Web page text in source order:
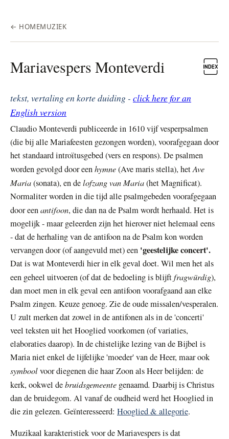
← HOMEMUZIEK
Mariavespers Monteverdi
tekst, vertaling en korte duiding - click here for an
English version
Claudio Monteverdi publiceerde in 1610 vijf vesperpsalmen
(die bij alle Mariafeesten gezongen worden), voorafgegaan door
het standaard introïtusgebed (vers en respons). De psalmen
worden gevolgd door eenhymne(Ave maris stella), hetAve
Maria(sonata), en delofzang van Maria(het Magnificat).
Normaliter worden in die tijd alle psalmgebeden voorafgegaan
door eenantifoon, die dan na de Psalm wordt herhaald. Het is
mogelijk - maar geleerden zijn het hierover niet helemaal eens
- dat de herhaling van de antifoon na de Psalm kon worden
vervangen door (of aangevuld met) een 'geestelijke concert'.
Dat is wat Monteverdi hier in elk geval doet. Wil men het als
een geheel uitvoeren (of dat de bedoeling is blijftfragwürdig),
dan moet men in elk geval een antifoon voorafgaand aan elke
Psalm zingen. Keuze genoeg. Zie de oude missalen/vesperalen.
U zult merken dat zowel in de antifonen als in de 'concerti'
veel teksten uit het Hooglied voorkomen (of variaties,
elaboraties daarop). In de chistelijke lezing van de Bijbel is
Maria niet enkel de lijfelijke 'moeder' van de Heer, maar ook
symboolvoor diegenen die haar Zoon als Heer belijden: de
kerk, ookwel debruidsgemeente genaamd. Daarbij is Christus
dan de bruidegom. Al vanaf de oudheid werd het Hooglied in
die zin gelezen. Geïnteresseerd: Hooglied & allegorie.
Muzikaal karakteristiek voor de Mariavespers is dat